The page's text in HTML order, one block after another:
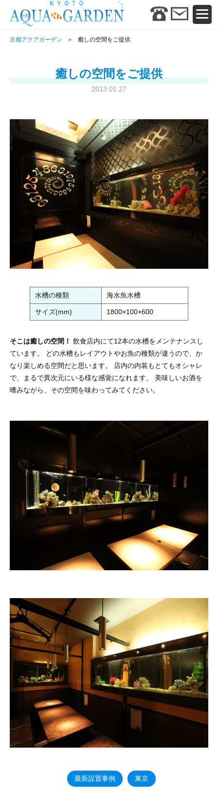
京都アクアガーデン 癒しの空間をご提供
癒しの空間をご提供
2013.01.27
水槽の種類 海水魚水槽
サイズ(mm) 1800×100×600
そこは癒しの空間！ 飲食店内にて12本の水槽をメンテナンスし
ています。 どの水槽もレイアウトやお魚の種類が違うので、か
なり楽しめる空間だと思います。 店内の内装もとてもオシャレ
で、まるで異次元にいる様な感覚になれます。 美味しいお酒を
嗜みながら、その空間を味わってみてください。
最新設置事例 東京